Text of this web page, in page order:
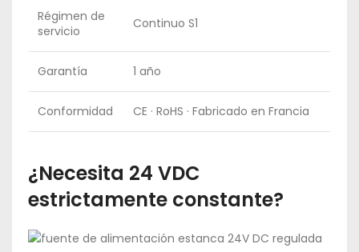
Régimen de
servicio
Continuo S1
Garantía 1 año
Conformidad CE · RoHS · Fabricado en Francia
¿Necesita 24 VDC
estrictamente constante?